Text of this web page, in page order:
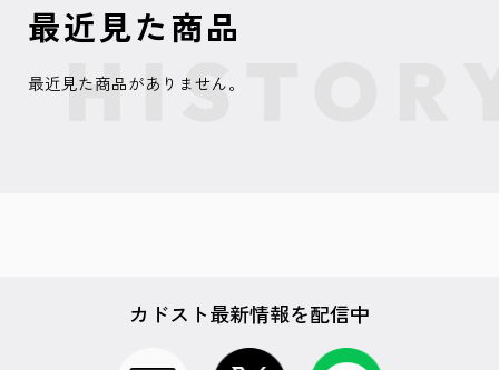
最近見た商品
最近見た商品がありません。
カドスト最新情報を配信中